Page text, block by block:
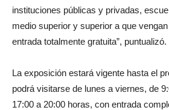
instituciones públicas y privadas,
medio superior y superior a que
entrada totalmente gratuita”, puntualizó.
La exposición estará vigente hasta el
podrá visitarse de lunes a viernes, de
17:00 a 20:00 horas, con entrada